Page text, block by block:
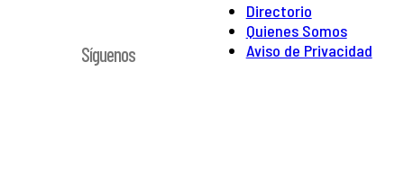
Directorio
Quienes Somos
Aviso de Privacidad
Síguenos